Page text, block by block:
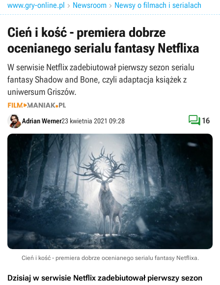
www.gry-online.pl  Newsroom  Newsy o filmach i serialach
Cień i kość - premiera dobrze
ocenianego serialu fantasy Netflixa
W serwisie Netflix zadebiutował pierwszy sezon serialu
fantasy Shadow and Bone, czyli adaptacja książek z
uniwersum Griszów.
Adrian Werner23 kwietnia 2021 09:28  16
Cień i kość - premiera dobrze ocenianego serialu fantasy Netflixa.
Dzisiaj w serwisie Netflix zadebiutował pierwszy sezon